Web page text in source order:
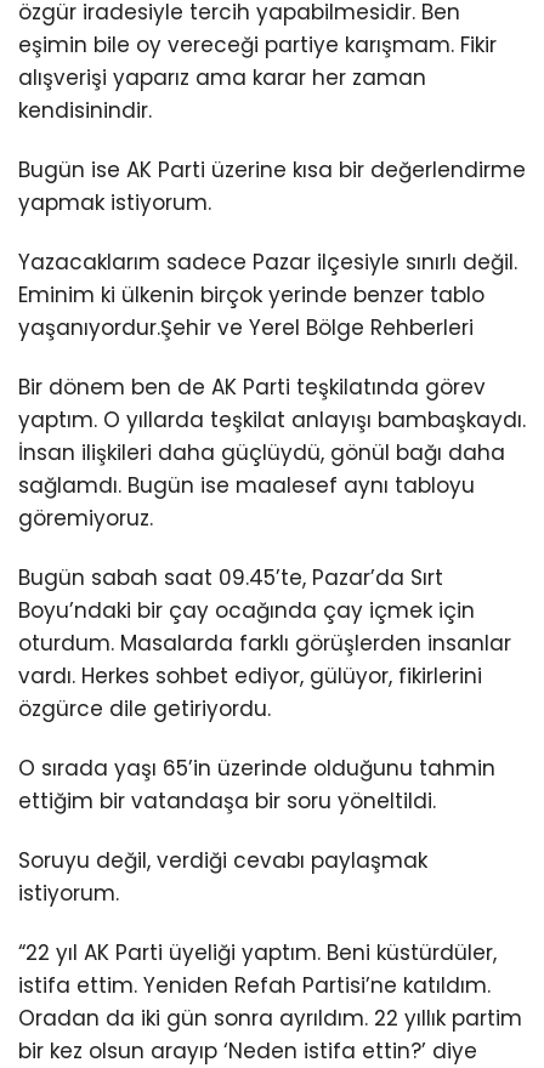
özgür iradesiyle tercih yapabilmesidir. Ben
eşimin bile oy vereceği partiye karışmam. Fikir
alışverişi yaparız ama karar her zaman
kendisinindir.
Bugün ise AK Parti üzerine kısa bir değerlendirme
yapmak istiyorum.
Yazacaklarım sadece Pazar ilçesiyle sınırlı değil.
Eminim ki ülkenin birçok yerinde benzer tablo
yaşanıyordur.Şehir ve Yerel Bölge Rehberleri
Bir dönem ben de AK Parti teşkilatında görev
yaptım. O yıllarda teşkilat anlayışı bambaşkaydı.
İnsan ilişkileri daha güçlüydü, gönül bağı daha
sağlamdı. Bugün ise maalesef aynı tabloyu
göremiyoruz.
Bugün sabah saat 09.45’te, Pazar’da Sırt
Boyu’ndaki bir çay ocağında çay içmek için
oturdum. Masalarda farklı görüşlerden insanlar
vardı. Herkes sohbet ediyor, gülüyor, fikirlerini
özgürce dile getiriyordu.
O sırada yaşı 65’in üzerinde olduğunu tahmin
ettiğim bir vatandaşa bir soru yöneltildi.
Soruyu değil, verdiği cevabı paylaşmak
istiyorum.
“22 yıl AK Parti üyeliği yaptım. Beni küstürdüler,
istifa ettim. Yeniden Refah Partisi’ne katıldım.
Oradan da iki gün sonra ayrıldım. 22 yıllık partim
bir kez olsun arayıp ‘Neden istifa ettin?’ diye